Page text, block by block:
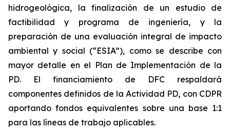
hidrogeológica, la finalización de un estudio de
factibilidad y programa de ingeniería, y la
preparación de una evaluación integral de impacto
ambiental y social (“ESIA”), como se describe con
mayor detalle en el Plan de Implementación de la
PD. El financiamiento de DFC respaldará
componentes definidos de la Actividad PD, con CDPR
aportando fondos equivalentes sobre una base 1:1
para las líneas de trabajo aplicables.